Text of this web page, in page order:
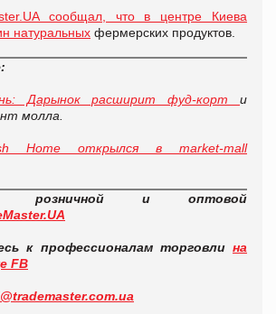
сообщал, что в центре Киева
натуральных фермерских продуктов.
Дарынок расширит фуд-корт и
молла.
Home открылся в market-mall
розничной и оптовой
к профессионалам торговли на
FB